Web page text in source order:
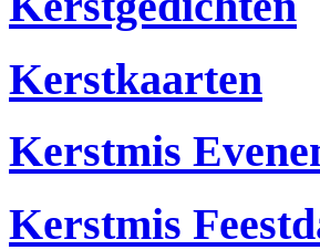
Kerstkaarten
Kerstmis
Kerstmis